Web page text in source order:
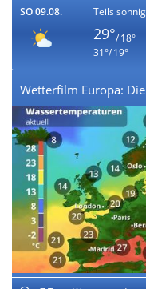
SO 09.08. Teils sonnig
29°/ 18°
31°/ 19°
Wetterfilm Europa: